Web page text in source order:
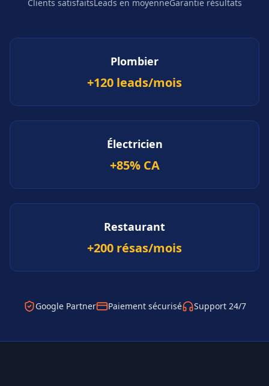
Clients satisfaitsLeads en moyenneGarantie résultats
Plombier
+120 leads/mois
Électricien
+85% CA
Restaurant
+200 résas/mois
Google Partner Paiement sécurisé Support 24/7